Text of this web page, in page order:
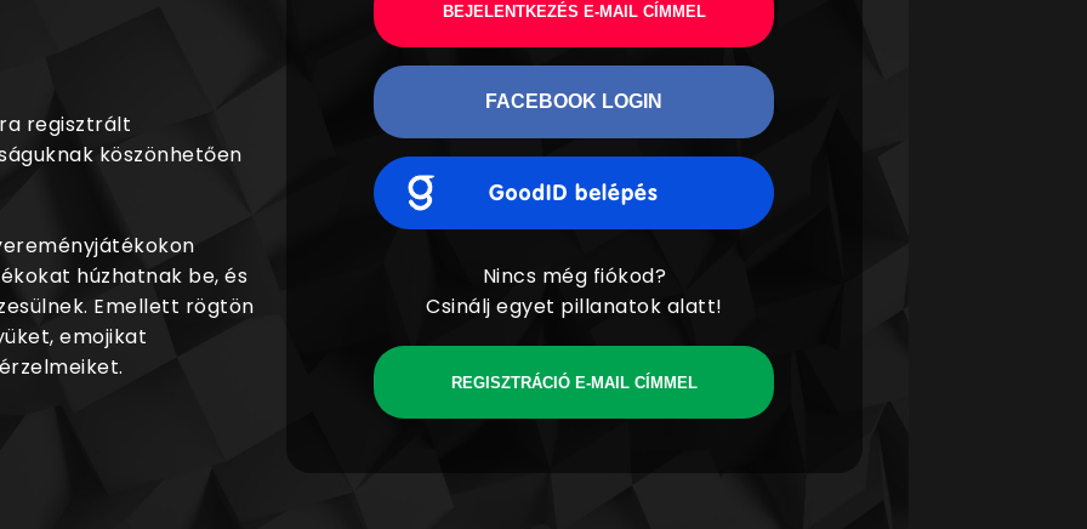
regisztrált
köszönhetően
húzhatnak be, és
Emellett rögtön
emojikat
BEJELENTKEZÉS E-MAIL CÍMMEL
FACEBOOK LOGIN
Nincs még fiókod?
Csinálj egyet pillanatok alatt!
REGISZTRÁCIÓ E-MAIL CÍMMEL